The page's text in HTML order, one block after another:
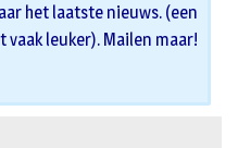
het laatste nieuws. (een
leuker). Mailen maar!